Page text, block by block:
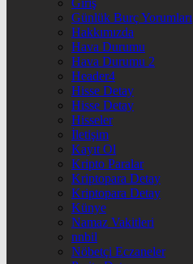
Giriş
Günlük Burç Yorumları
Hakkımızda
Hava Durumu
Hava Durumu 2
Header4
Hisse Detay
Hisse Detay
Hisseler
İletişim
Kayıt Ol
Kripto Paralar
Kriptopara Detay
Kriptopara Detay
Künye
Namaz Vakitleri
nnbil
Nöbetçi Eczaneler